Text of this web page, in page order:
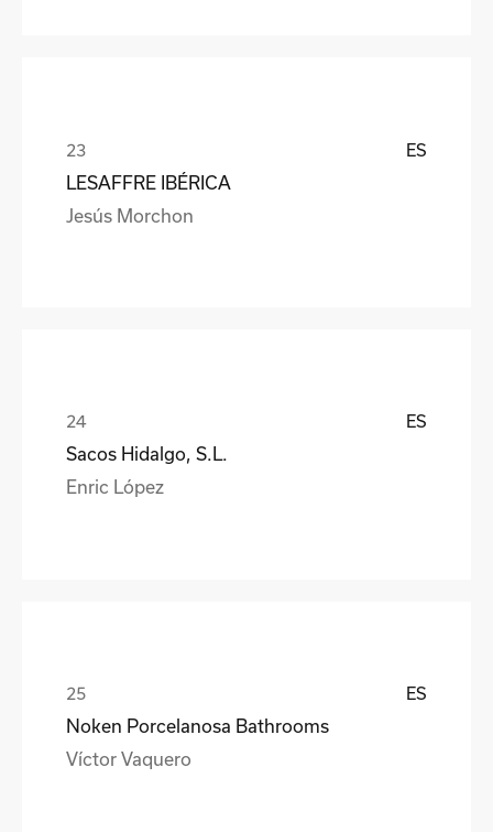
ES
LESAFFRE IBÉRICA
Jesús Morchon
ES
Sacos Hidalgo, S.L.
Enric López
ES
Noken Porcelanosa Bathrooms
Víctor Vaquero